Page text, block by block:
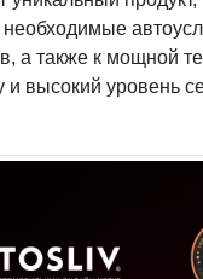
необходимые
а также к мощной
высокий уровень